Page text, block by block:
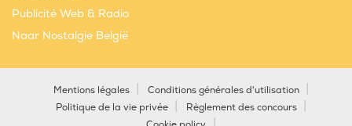
Publicité Web & Radio
Naar Nostalgie België
Mentions légales
Conditions générales d'utilisation
Politique de la vie privée
Règlement des concours